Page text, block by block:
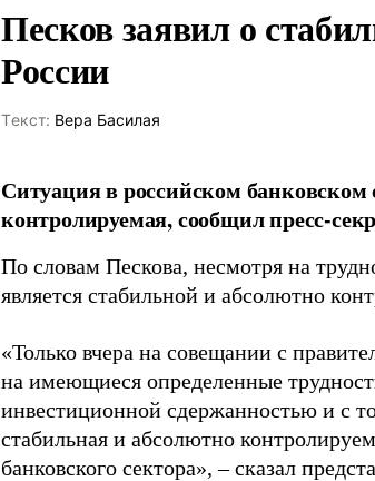
Песков заявил о
России
Tекст: Вера Басилая
Ситуация в российском банковском
контролируемая, сообщил пресс-
По словам Пескова, несмотря на
является стабильной и абсолютно
«Только вчера на совещании с
на имеющиеся определенные
инвестиционной сдержанностью и с
стабильная и абсолютно
банковского сектора», – сказал